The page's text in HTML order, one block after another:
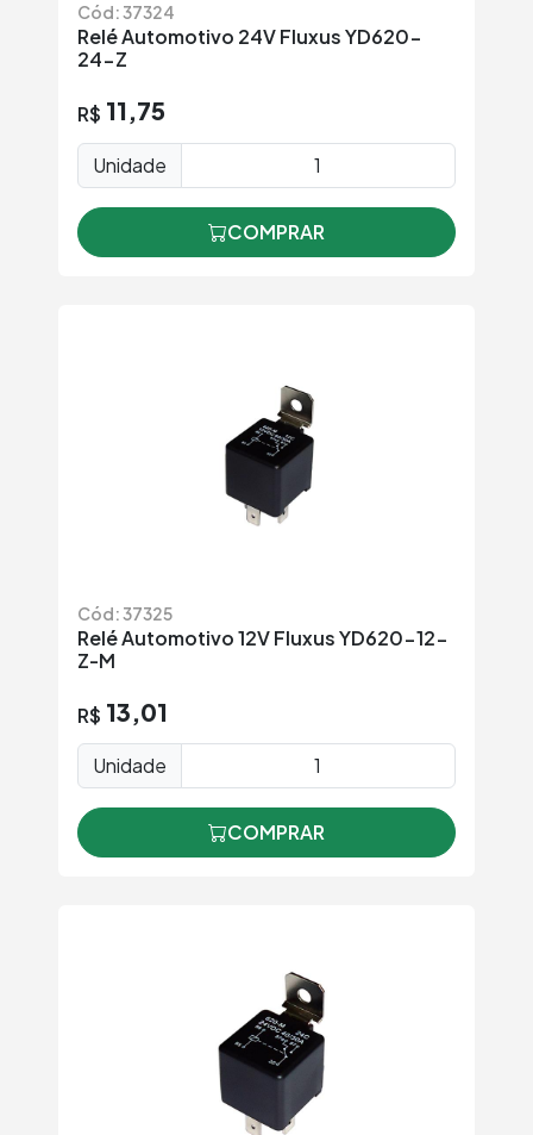
Cód: 37324
Relé Automotivo 24V Fluxus YD620-
24-Z
R$ 11,75
Unidade
COMPRAR
Cód: 37325
Relé Automotivo 12V Fluxus YD620-12-
Z-M
R$ 13,01
Unidade
COMPRAR